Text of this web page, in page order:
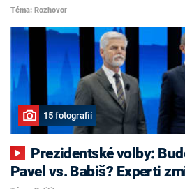
Téma: Rozhovor
15 fotografií
Pavel vs. Babiš? Experti